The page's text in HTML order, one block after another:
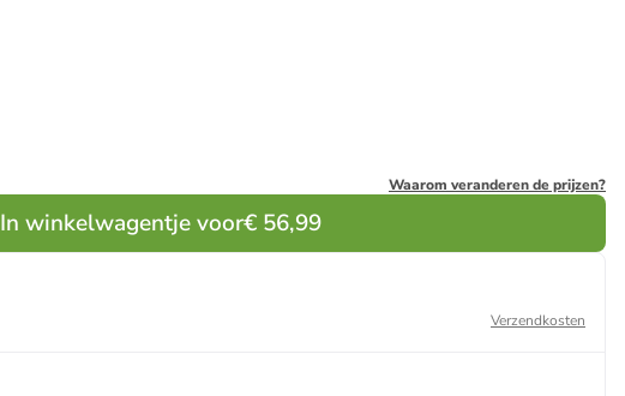
Waarom veranderen de prijzen?
In winkelwagentje voor€ 56,99
Verzendkosten